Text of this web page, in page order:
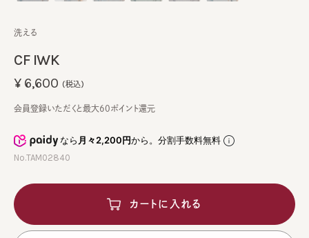
CF IWK
洗える
なら月々2,200円から。分割手数料無料
No.TAM02840
¥6,600 (税込)
会員登録いただくと最大60ポイント還元
カートに入れる